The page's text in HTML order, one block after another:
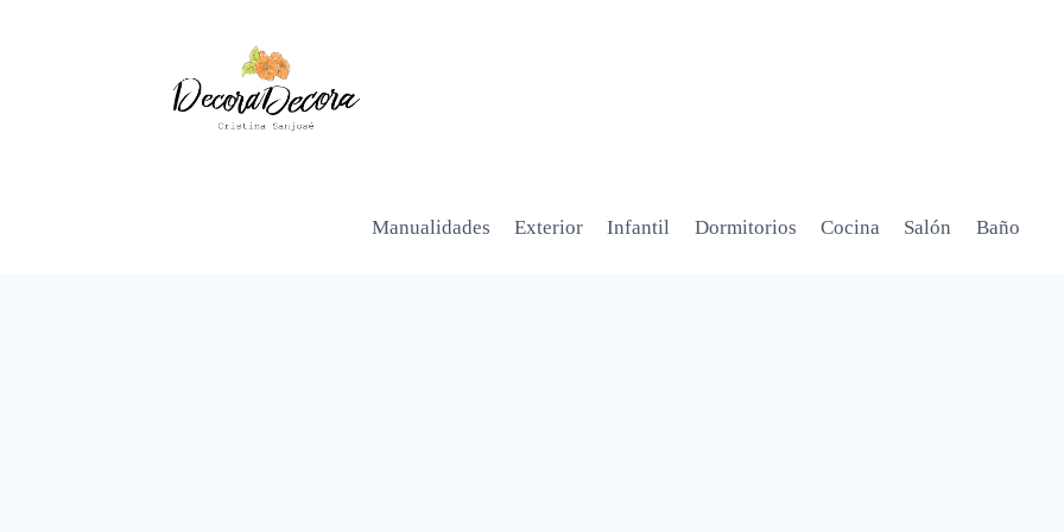
Manualidades Exterior Infantil Dormitorios Cocina Salón Baño